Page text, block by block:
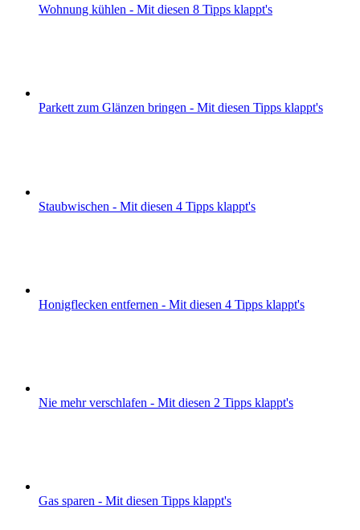
Wohnung kühlen - Mit diesen 8 Tipps klappt's
Parkett zum Glänzen bringen - Mit diesen Tipps klappt's
Staubwischen - Mit diesen 4 Tipps klappt's
Honigflecken entfernen - Mit diesen 4 Tipps klappt's
Nie mehr verschlafen - Mit diesen 2 Tipps klappt's
Gas sparen - Mit diesen Tipps klappt's